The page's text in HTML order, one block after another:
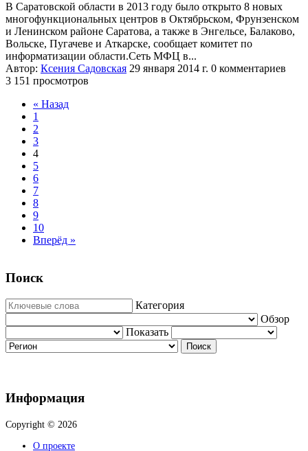
В Саратовской области в 2013 году было открыто 8 новых
многофункциональных центров в Октябрьском, Фрунзенском
и Ленинском районе Саратова, а также в Энгельсе, Балаково,
Вольске, Пугачеве и Аткарске, сообщает комитет по
информатизации области.Сеть МФЦ в...
Автор: Ксения Садовская 29 января 2014 г. 0 комментариев
3 151 просмотров
« Назад
1
2
3
4
5
6
7
8
9
10
Вперёд »
Поиск
Категория
Обзор
Показать
Поиск
Информация
Copyright © 2026
О проекте